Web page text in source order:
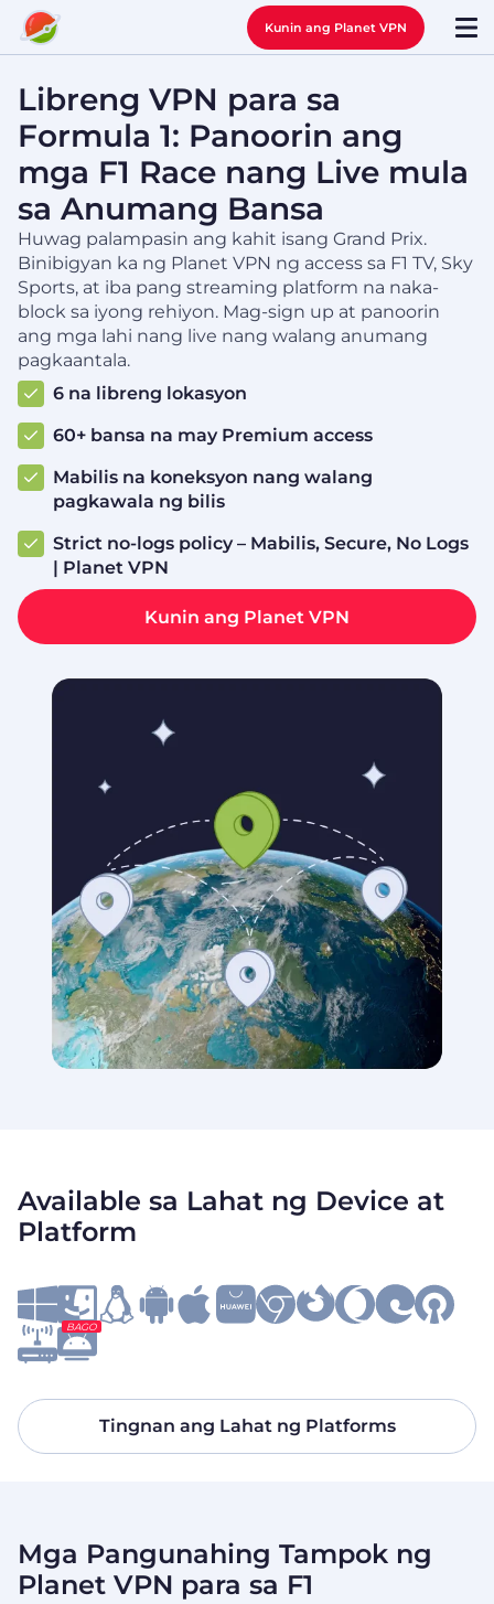
Kunin ang Planet VPN
Libreng VPN para sa
Formula 1: Panoorin ang
mga F1 Race nang Live mula
sa Anumang Bansa
Huwag palampasin ang kahit isang Grand Prix.
Binibigyan ka ng Planet VPN ng access sa F1 TV, Sky
Sports, at iba pang streaming platform na naka-
block sa iyong rehiyon. Mag-sign up at panoorin
ang mga lahi nang live nang walang anumang
pagkaantala.
6 na libreng lokasyon
60+ bansa na may Premium access
Mabilis na koneksyon nang walang
pagkawala ng bilis
Strict no-logs policy – Mabilis, Secure, No Logs
| Planet VPN
Kunin ang Planet VPN
Available sa Lahat ng Device at
Platform
BAGO
Tingnan ang Lahat ng Platforms
Mga Pangunahing Tampok ng
Planet VPN para sa F1